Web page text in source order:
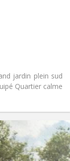
jardin plein sud
Quartier calme
Pratiques
Loyer:
1050 €
Charges:
120 €